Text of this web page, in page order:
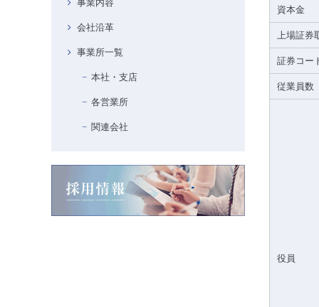
資本金
上場証券
証券コー
従業員数
役員
事業内容
会社沿革
事業所一覧
本社・支店
各営業所
関連会社